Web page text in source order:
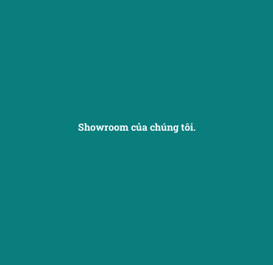
Showroom của chúng tôi.